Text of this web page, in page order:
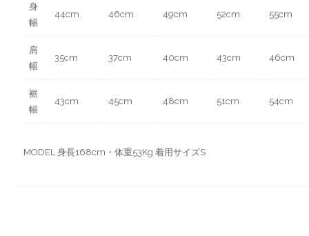
身
幅
44cm 46cm 49cm 52cm 55cm
肩
幅
35cm 37cm 40cm 43cm 46cm
裾
幅
43cm 45cm 48cm 51cm 54cm
MODEL 身長168cm・体重53Kg 着用サイズS